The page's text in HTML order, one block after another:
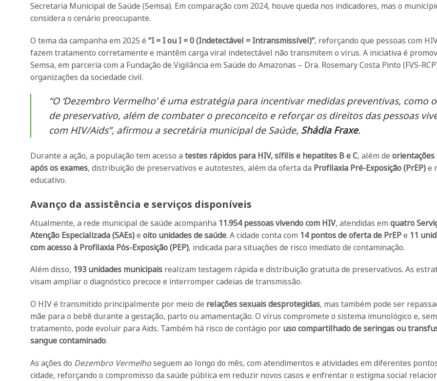
Secretaria Municipal de Saúde (Semsa). Em comparação com 2024, houve queda nos indicadores, mas o
considera o cenário preocupante.
O tema da campanha em 2025 é “I = I ou I = 0 (Indetectável = Intransmissível)”, reforçando que pessoas com
fazem tratamento corretamente e mantêm carga viral indetectável não transmitem o vírus. A iniciativa é
Semsa, em parceria com a Fundação de Vigilância em Saúde do Amazonas – Dra. Rosemary Costa Pinto (FVS-
organizações da sociedade civil.
“O ‘Dezembro Vermelho’ é uma estratégia para incentivar medidas preventivas, como
de preservativo, além de combater o preconceito e reforçar os direitos das pessoas
com HIV/Aids”, afirmou a secretária municipal de Saúde, Shádia Fraxe.
Durante a ação, a população tem acesso a testes rápidos para HIV, sífilis e hepatites B e C, além de orientações
após os exames, distribuição de preservativos e autotestes, além da oferta da Profilaxia Pré-Exposição (PrEP)e
educativo.
Avanço da assistência e serviços disponíveis
Atualmente, a rede municipal de saúde acompanha 11.954 pessoas vivendo com HIV, atendidas em quatro
Atenção Especializada (SAEs)e oito unidades de saúde. A cidade conta com 14 pontos de oferta de PrEPe 11
com acesso à Profilaxia Pós-Exposição (PEP), indicada para situações de risco imediato de contaminação.
Além disso, 193 unidades municipais realizam testagem rápida e distribuição gratuita de preservativos. As
visam ampliar o diagnóstico precoce e interromper cadeias de transmissão.
O HIV é transmitido principalmente por meio de relações sexuais desprotegidas, mas também pode ser
mãe para o bebê durante a gestação, parto ou amamentação. O vírus compromete o sistema imunológico e, sem
tratamento, pode evoluir para Aids. Também há risco de contágio por uso compartilhado de seringas ou
sangue contaminado.
As ações do Dezembro Vermelhoseguem ao longo do mês, com atendimentos e atividades em diferentes
cidade, reforçando o compromisso da saúde pública em reduzir novos casos e enfrentar o estigma social